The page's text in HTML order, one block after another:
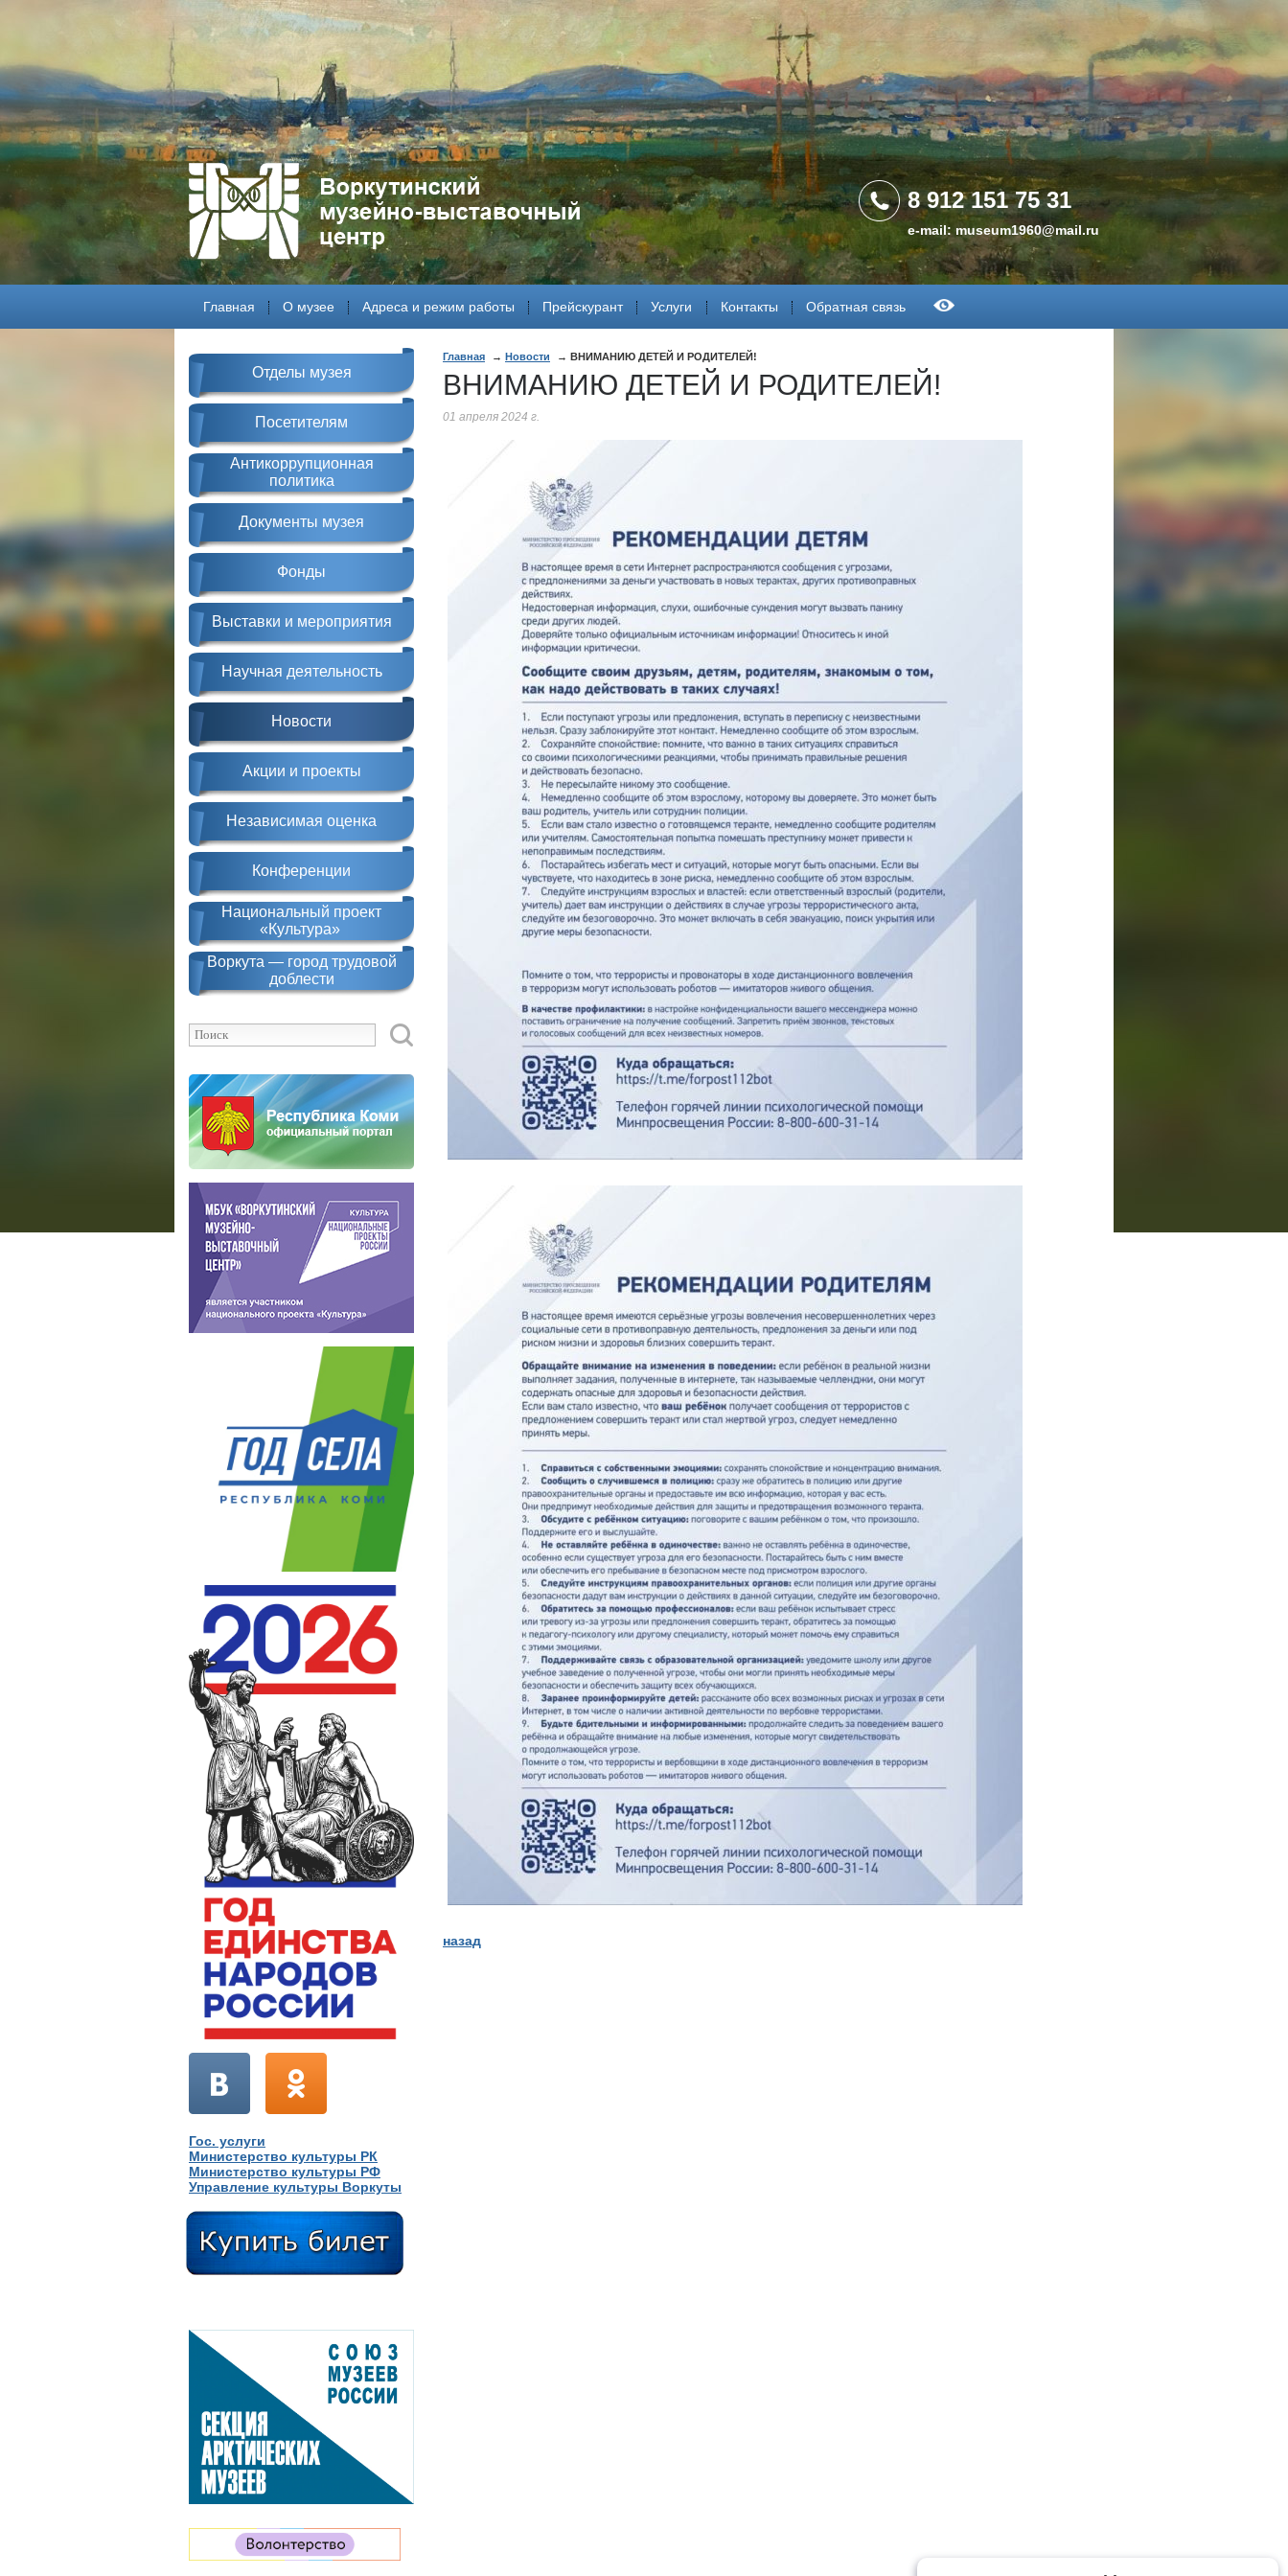
8 912 151 75 31
e-mail: museum1960@mail.ru
Главная О музее Адреса и режим работы Прейскурант Услуги Контакты Обратная связь
Главная Новости ВНИМАНИЮ ДЕТЕЙ И РОДИТЕЛЕЙ!
ВНИМАНИЮ ДЕТЕЙ И РОДИТЕЛЕЙ!
01 апреля 2024 г.
назад
Отделы музея
Посетителям
Антикоррупционная
политика
Документы музея
Фонды
Выставки и мероприятия
Научная деятельность
Новости
Акции и проекты
Независимая оценка
Конференции
Национальный проект
«Культура»
Воркута — город трудовой
доблести
Гос. услуги
Министерство культуры РК
Министерство культуры РФ
Управление культуры Воркуты